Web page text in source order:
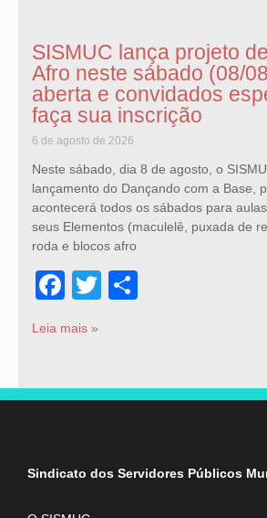
SISMUC lança projeto
Afro neste sábado (08/
aberta e convidados
faça sua inscrição
6 de agosto de 2026
Neste sábado, dia 8 de agosto, o
lançamento do Dançando com a Base,
acontecerá todos os sábados para
seus Elementos (maculelê, puxada de
roda e blocos afro
Facebook
Twitter
Leia mais »
Sindicato dos Servidores Públicos